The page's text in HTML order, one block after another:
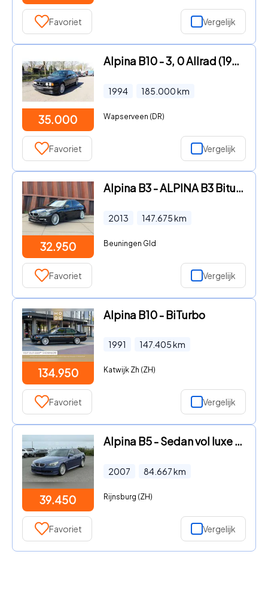
Favoriet Vergelijk
35.000
Alpina B10 - 3, 0 Allrad (1994) schwarz manuell mit Serviceheft
1994 185.000km
Wapserveen (DR)
Favoriet Vergelijk
32.950
Alpina B3 - ALPINA B3 Biturbo F30 410PK HUD/Glasdak/Memory/20”/Akrapovic
2013 147.675km
Beuningen Gld
Favoriet Vergelijk
134.950
Alpina B10 - BiTurbo
1991 147.405km
Katwijk Zh (ZH)
Favoriet Vergelijk
39.450
Alpina B5 - Sedan vol luxe en vermogen
2007 84.667km
Rijnsburg (ZH)
Favoriet Vergelijk